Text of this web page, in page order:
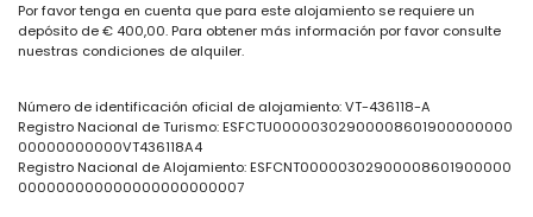
piscina privada de 10m x 4m
jardín con grava, árboles y mobiliario de jardín con tumbonas
3 terrazas, de las cuales 1 está cubierta
ducha exterior
zona de estar exterior y zona de comedor exterior
plaza de aparcamiento cubierta privada
Más información
Por favor tenga en cuenta que para este alojamiento se requiere un
depósito de € 400,00. Para obtener más información por favor consulte
nuestras condiciones de alquiler.
Número de identificación oficial de alojamiento: VT-436118-A
Registro Nacional de Turismo: ESFCTU00000302900008601900000000
00000000000VT436118A4
Registro Nacional de Alojamiento: ESFCNT00000302900008601900000
000000000000000000000007